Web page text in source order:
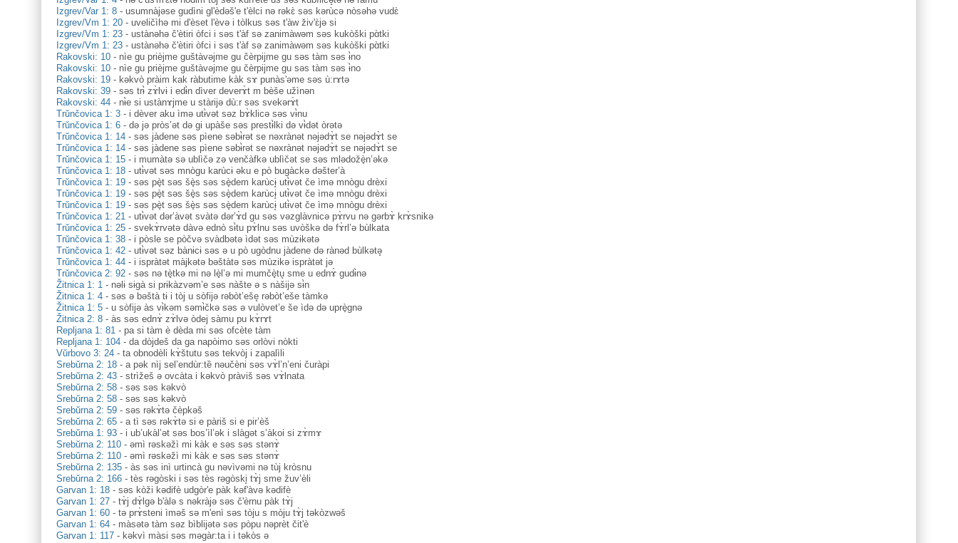
Izgrev/Var 1: 8 - usumnàjəse gudìni gl'èdəš'e t'èlci nə rəkɛ̀ səs kərùcə nòsəhə vudɛ̀
Izgrev/Vm 1: 20 - uveličìhə mi d'èset l'èvə i tòlkus səs t'àw živ'ɛ̀jə si
Izgrev/Vm 1: 23 - ustànəhə č'ètiri òfci i səs t'àf sə zanimàwəm səs kukòški pɑ̀tki
Izgrev/Vm 1: 23 - ustànəhə č'ètiri òfci i səs t'àf sə zanimàwəm səs kukòški pɑ̀tki
Rakovski: 10 - nìe gu prièjme guštàvəjme gu čèrpijme gu səs tàm səs ɨ̀no
Rakovski: 10 - nìe gu prièjme guštàvəjme gu čèrpijme gu səs tàm səs ɨ̀no
Rakovski: 19 - kəkvò pràim kak ràbutime kàk sɤ punàs'əme səs ù:rɤtə
Rakovski: 39 - səs trɨ̀ zɤ̀lvɨ i edɨ̀n dìver deverɤ̀t m bèše užìnən
Rakovski: 44 - nɨ̀e si ustànɤjme u stàrijə dù:r səs svekərɤ̀t
Trŭnčovica 1: 3 - i dèver aku ìmə utɨ̀vət səz bɤ̀klicə səs vɨ̀nu
Trŭnčovica 1: 6 - də jə pròs’ət də gi upàše səs prestɨ̀lki də vɨ̀dət òrətə
Trŭnčovica 1: 14 - səs jàdene səs pìene səbɨ̀rət se nəxrànət nəjədɤ̀t se nəjədɤ̀t se
Trŭnčovica 1: 14 - səs jàdene səs pìene səbɨ̀rət se nəxrànət nəjədɤ̀t se nəjədɤ̀t se
Trŭnčovica 1: 15 - i mumàtə sə ublìčə zə venčàfkə ublìčət se səs mlədožè̟n’əkə
Trŭnčovica 1: 18 - utɨ̀vət səs mnògu karùcɨ əku e pò bugàckə dəšter’à
Trŭnčovica 1: 19 - səs pè̟t səs šè̟s səs sè̟dem karùcɨ̥ utɨ̀vət če ìmə mnògu drèxi
Trŭnčovica 1: 19 - səs pè̟t səs šè̟s səs sè̟dem karùcɨ̥ utɨ̀vət če ìmə mnògu drèxi
Trŭnčovica 1: 19 - səs pè̟t səs šè̟s səs sè̟dem karùcɨ̥ utɨ̀vət če ìmə mnògu drèxi
Trŭnčovica 1: 21 - utɨ̀vət dər’àvət svàtə dər’ɤ̀d gu səs vəzglàvnicə pɤ̀rvu nə gərbɤ̀ krɤ̀snikə
Trŭnčovica 1: 25 - svekɤ̀rvətə dàvə ednò sɨ̀tu pɤ̀lnu səs uvòškə də fɤ̀rl’ə bùlkata
Trŭnčovica 1: 38 - i pòsle se pòčvə svàdbətə ìdət səs mùzɨkətə
Trŭnčovica 1: 42 - utɨ̀vət səz bànɨcɨ səs ə u pò ugòdnu jàdene də rànəd bùlkətə̥
Trŭnčovica 1: 44 - i ispràtət màjkətə bəštàtə səs mùzikə ispràtət jə
Trŭnčovica 2: 92 - səs nə tè̟tkə mi nə lè̟l’ə mi mumčè̟tu̥ sme u ednɤ̀ gudɨ̀nə
Žitnica 1: 1 - nəlɨ sɨgà si prɨkàzvəm’e səs nàšte ə s nàšijə sɨ̀n
Žitnica 1: 4 - səs ə bəštà tɨ i tòj u sòfijə rəbòt’eše̥ rəbòt’eše tàmkə
Žitnica 1: 5 - u sòfijə às vɨ̀kəm səmɨ̀čkə səs ə vulòvet’e še ìdə də uprè̟gnə
Žitnica 2: 8 - às səs ednɤ̀ zɤ̀lvə òdej sàmu pu kɤ̀rɤt
Repljana 1: 81 - pa si tàm è dèda mi səs ofcète tàm
Repljana 1: 104 - da dòjdeš da ga napòimo səs orlòvi nòkti
Vŭrbovo 3: 24 - ta obnodèli kɤ̀štutu səs tekvòj i zapalìli
Srebŭrna 2: 18 - a pək nìj sel’endùr:tȅ nəučèni səs vɤ̀l’n’eni čuràpi
Srebŭrna 2: 43 - strìžeš ə ovcàta i kəkvò pràviš səs vɤ̀lnata
Srebŭrna 2: 58 - səs səs kəkvò
Srebŭrna 2: 58 - səs səs kəkvò
Srebŭrna 2: 59 - səs rəkɤ̀tə čèpkəš
Srebŭrna 2: 65 - a tì səs rəkɤ̀tə si e pàriš si e pir’èš
Srebŭrna 1: 93 - i ub’ukàl’ət səs bos’ìl’ək i slàgət s’àkoi si zɤ̀mɤ
Srebŭrna 2: 110 - əmì rəskəžì mi kàk e səs səs stənɤ̀
Srebŭrna 2: 110 - əmì rəskəžì mi kàk e səs səs stənɤ̀
Srebŭrna 2: 135 - às səs inì urtincà gu nəvìvəmi nə tùj kròsnu
Srebŭrna 2: 166 - tès rəgòski i səs tès rəgòski̥ tɤ̀j sme žuv’èli
Garvan 1: 18 - səs kòži kədifè udgòr'e pàk kəf'àvə kədifè
Garvan 1: 27 - tɤ̀j dɤ̀lgə b'àlə s nəkràjə səs č'èrnu pàk tɤ̀j
Garvan 1: 60 - tə prɤ̀steni ìməš sə m'enì səs tòju s mòju tɤ̀j təkòzwəš
Garvan 1: 64 - màsətə tàm səz bìblijətə səs pòpu nəprèt čit'è
Garvan 1: 117 - kəkvì màsi səs məgàr:ta i i təkòs ə